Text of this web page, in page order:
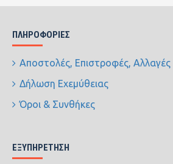
ΠΛΗΡΟΦΟΡΊΕΣ
Αποστολές, Επιστροφές, Αλλαγές
Δήλωση Εχεμύθειας
Όροι & Συνθήκες
ΕΞΥΠΗΡΈΤΗΣΗ